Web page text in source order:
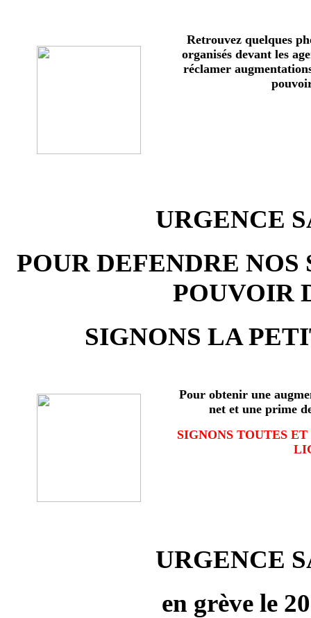
Retrouvez quelques
organisés devant les
réclamer
URGENCE
POUR DEFENDRE
POUVOIR
SIGNONS LA
Pour obtenir une
net et une prime
SIGNONS TOUTES
URGENCE
en grève le